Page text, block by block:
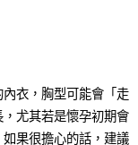
衣，胸型可能會「走
尤其若是懷孕初期會
果很擔心的話，建議